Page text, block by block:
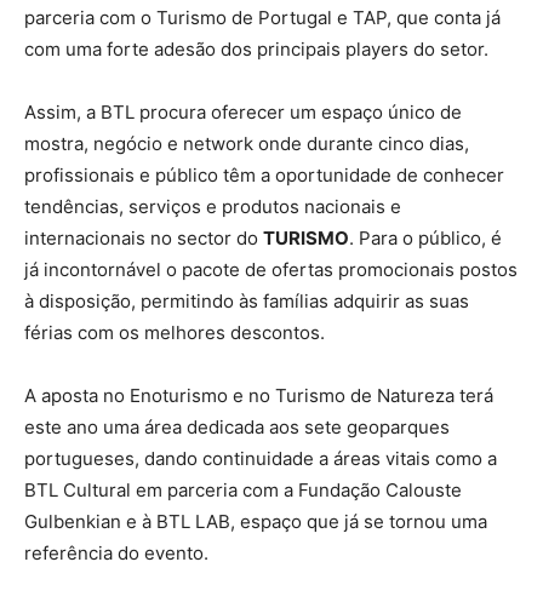
parceria com o Turismo de Portugal e TAP, que conta já
com uma forte adesão dos principais players do setor.
Assim, a BTL procura oferecer um espaço único de
mostra, negócio e network onde durante cinco dias,
profissionais e público têm a oportunidade de conhecer
tendências, serviços e produtos nacionais e
internacionais no sector do TURISMO. Para o público, é
já incontornável o pacote de ofertas promocionais postos
à disposição, permitindo às famílias adquirir as suas
férias com os melhores descontos.
A aposta no Enoturismo e no Turismo de Natureza terá
este ano uma área dedicada aos sete geoparques
portugueses, dando continuidade a áreas vitais como a
BTL Cultural em parceria com a Fundação Calouste
Gulbenkian e à BTL LAB, espaço que já se tornou uma
referência do evento.